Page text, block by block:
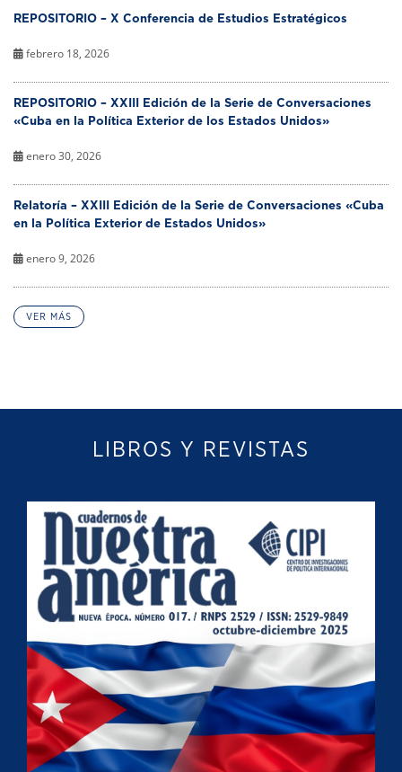
REPOSITORIO – X Conferencia de Estudios Estratégicos
febrero 18, 2026
REPOSITORIO – XXIII Edición de la Serie de Conversaciones
«Cuba en la Política Exterior de los Estados Unidos»
enero 30, 2026
Relatoría – XXIII Edición de la Serie de Conversaciones «Cuba
en la Política Exterior de Estados Unidos»
enero 9, 2026
VER MÁS
LIBROS Y REVISTAS